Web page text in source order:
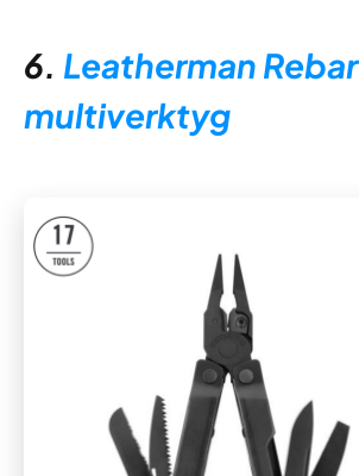
6. Leatherman Rebar
multiverktyg